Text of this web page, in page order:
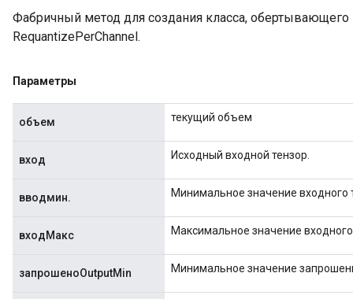
Фабричный метод для создания класса,
RequantizePerChannel.
Параметры
объем текущий объем
вход Исходный входной тензор.
вводмин. Минимальное значение входного
входМакс Максимальное значение
запрошеноOutputMin Минимальное значение